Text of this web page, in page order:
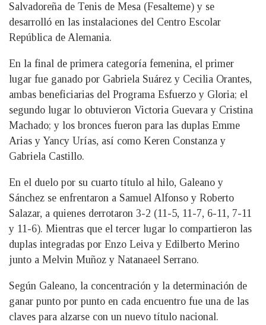
Salvadoreña de Tenis de Mesa (Fesalteme) y se
desarrolló en las instalaciones del Centro Escolar
República de Alemania.
En la final de primera categoría femenina, el primer
lugar fue ganado por Gabriela Suárez y Cecilia Orantes,
ambas beneficiarias del Programa Esfuerzo y Gloria; el
segundo lugar lo obtuvieron Victoria Guevara y Cristina
Machado; y los bronces fueron para las duplas Emme
Arias y Yancy Urías, así como Keren Constanza y
Gabriela Castillo.
En el duelo por su cuarto título al hilo, Galeano y
Sánchez se enfrentaron a Samuel Alfonso y Roberto
Salazar, a quienes derrotaron 3-2 (11-5, 11-7, 6-11, 7-11
y 11-6). Mientras que el tercer lugar lo compartieron las
duplas integradas por Enzo Leiva y Edilberto Merino
junto a Melvin Muñoz y Natanaeel Serrano.
Según Galeano, la concentración y la determinación de
ganar punto por punto en cada encuentro fue una de las
claves para alzarse con un nuevo título nacional.